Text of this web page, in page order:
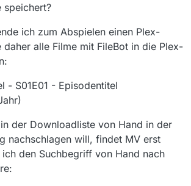
speichert?
ich zum Abspielen einen Plex-
daher alle Filme mit FileBot in die Plex-
- S01E01 - Episodentitel
der Downloadliste von Hand in der
nachschlagen will, findet MV erst
den Suchbegriff von Hand nach